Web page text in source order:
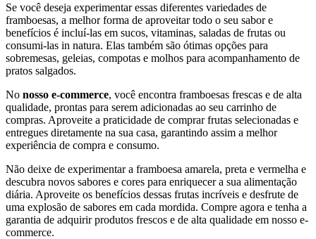
Se você deseja experimentar essas diferentes variedades de
framboesas, a melhor forma de aproveitar todo o seu sabor e
benefícios é incluí-las em sucos, vitaminas, saladas de frutas ou
consumi-las in natura. Elas também são ótimas opções para
sobremesas, geleias, compotas e molhos para acompanhamento de
pratos salgados.
No nosso e-commerce, você encontra framboesas frescas e de alta
qualidade, prontas para serem adicionadas ao seu carrinho de
compras. Aproveite a praticidade de comprar frutas selecionadas e
entregues diretamente na sua casa, garantindo assim a melhor
experiência de compra e consumo.
Não deixe de experimentar a framboesa amarela, preta e vermelha e
descubra novos sabores e cores para enriquecer a sua alimentação
diária. Aproveite os benefícios dessas frutas incríveis e desfrute de
uma explosão de sabores em cada mordida. Compre agora e tenha a
garantia de adquirir produtos frescos e de alta qualidade em nosso e-
commerce.